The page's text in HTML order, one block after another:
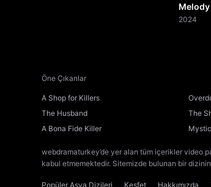
Age
2024
Öne Çıkanlar
A Shop for Killers
The Husband
The
A Bona Fide Killer
webdramaturkey’de yer alan tüm içerikler video
kabul etmemektedir. Sitemizde bulunan bir
Popüler Asya Dizileri Keşfet Hakkımızda